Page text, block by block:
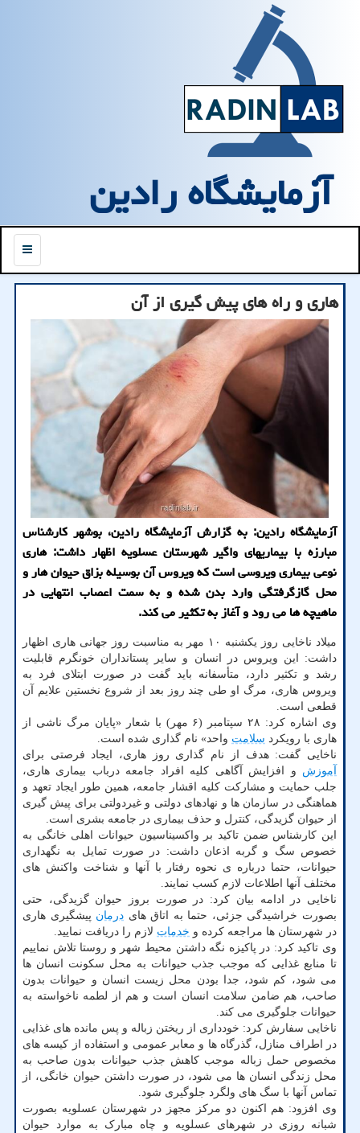
آزمایشگاه رادین
منو
هاری و راه های پیش گیری از آن
آزمایشگاه رادین: به گزارش آزمایشگاه رادین، بوشهر کارشناس
مبارزه با بیماریهای واگیر شهرستان عسلویه اظهار داشت: هاری
نوعی بیماری ویروسی است که ویروس آن بوسیله بزاق حیوان هار و
محل گازگرفتگی وارد بدن شده و به سمت اعصاب انتهایی در
ماهیچه ها می رود و آغاز به تکثیر می کند.
میلاد ناخایی روز یکشنبه ۱۰ مهر به مناسبت روز جهانی هاری اظهار
داشت: این ویروس در انسان و سایر پستانداران خونگرم قابلیت
رشد و تکثیر دارد، متأسفانه باید گفت در صورت ابتلای فرد به
ویروس هاری، مرگ او طی چند روز بعد از شروع نخستین علایم آن
قطعی است.
وی اشاره کرد: ۲۸ سپتامبر (۶ مهر) با شعار «پایان مرگ ناشی از
هاری با رویکرد سلامت واحد» نام گذاری شده است.
ناخایی گفت: هدف از نام گذاری روز هاری، ایجاد فرصتی برای
آموزش و افزایش آگاهی کلیه افراد جامعه درباب بیماری هاری،
جلب حمایت و مشارکت کلیه اقشار جامعه، همین طور ایجاد تعهد و
هماهنگی در سازمان ها و نهادهای دولتی و غیردولتی برای پیش گیری
از حیوان گزیدگی، کنترل و حذف بیماری در جامعه بشری است.
این کارشناس ضمن تاکید بر واکسیناسیون حیوانات اهلی خانگی به
خصوص سگ و گربه اذعان داشت: در صورت تمایل به نگهداری
حیوانات، حتما درباره ی نحوه رفتار با آنها و شناخت واکنش های
مختلف آنها اطلاعات لازم کسب نمایند.
ناخایی در ادامه بیان کرد: در صورت بروز حیوان گزیدگی، حتی
بصورت خراشیدگی جزئی، حتما به اتاق های درمان پیشگیری هاری
در شهرستان ها مراجعه کرده و خدمات لازم را دریافت نمایید.
وی تاکید کرد: در پاکیزه نگه داشتن محیط شهر و روستا تلاش نماییم
تا منابع غذایی که موجب جذب حیوانات به محل سکونت انسان ها
می شود، کم شود، جدا بودن محل زیست انسان و حیوانات بدون
صاحب، هم ضامن سلامت انسان است و هم از لطمه ناخواسته به
حیوانات جلوگیری می کند.
ناخایی سفارش کرد: خودداری از ریختن زباله و پس مانده های غذایی
در اطراف منازل، گذرگاه ها و معابر عمومی و استفاده از کیسه های
مخصوص حمل زباله موجب کاهش جذب حیوانات بدون صاحب به
محل زندگی انسان ها می شود، در صورت داشتن حیوان خانگی، از
تماس آنها با سگ های ولگرد جلوگیری شود.
وی افزود: هم اکنون دو مرکز مجهز در شهرستان عسلویه بصورت
شبانه روزی در شهرهای عسلویه و چاه مبارک به موارد حیوان